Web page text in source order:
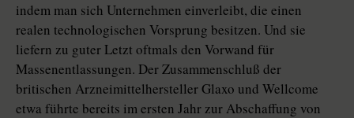
indem man sich Unternehmen einverleibt, die einen
realen technologischen Vorsprung besitzen. Und sie
liefern zu guter Letzt oftmals den Vorwand für
Massenentlassungen. Der Zusammenschluß der
britischen Arzneimittelhersteller Glaxo und Wellcome
etwa führte bereits im ersten Jahr zur Abschaffung von